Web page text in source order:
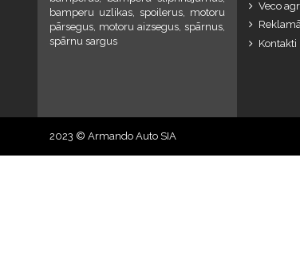
bamperu uzlikas, spoilerus, motoru
pārsegus, motoru aizsegus, spārnus,
spārnu sargus
Veco
Kontakti
2023 © Armando Auto SIA